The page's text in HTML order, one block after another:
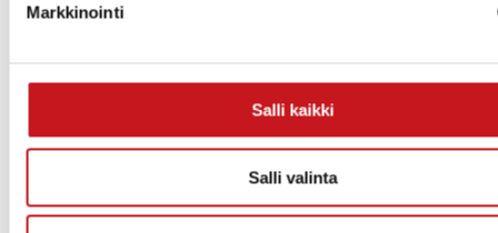
Markkinointi
Salli kaikki
Salli valinta
RH1 – rakennushankeilmoitus
RH3 – rakennushankeilmoitus
RH4 – lupahuoneistotietojen korjaus
RK9 – ilmoitus rakennuksen poistumasta